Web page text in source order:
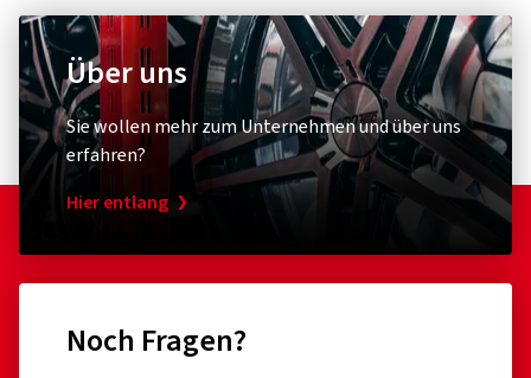
Über uns
Sie wollen mehr zum Unternehmen und über uns
erfahren?
Hier entlang
Noch Fragen?